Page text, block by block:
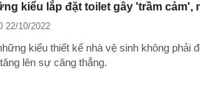
kiểu lắp đặt toilet gây 'trầm cảm',
22/10/2022
kiểu thiết kế nhà vệ sinh không phải
lên sự căng thẳng.